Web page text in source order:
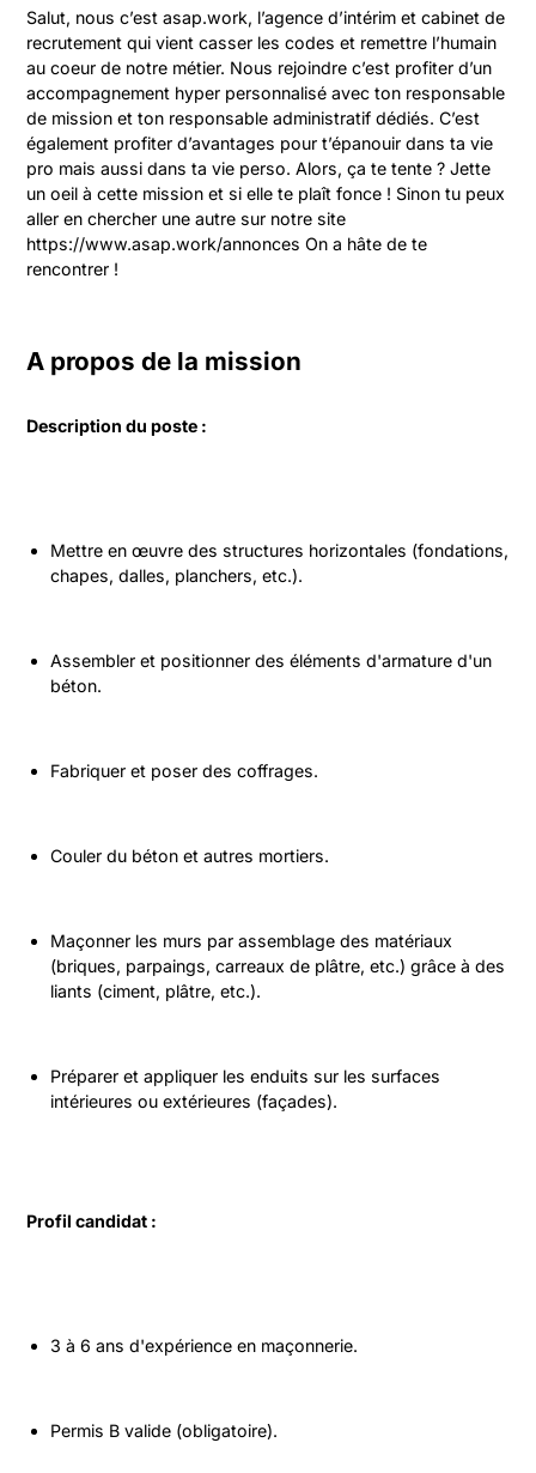
Salut, nous c’est asap.work, l’agence d’intérim et cabinet de
recrutement qui vient casser les codes et remettre l’humain
au coeur de notre métier. Nous rejoindre c’est profiter d’un
accompagnement hyper personnalisé avec ton responsable
de mission et ton responsable administratif dédiés. C’est
également profiter d’avantages pour t’épanouir dans ta vie
pro mais aussi dans ta vie perso. Alors, ça te tente ? Jette
un oeil à cette mission et si elle te plaît fonce ! Sinon tu peux
aller en chercher une autre sur notre site
https://www.asap.work/annonces On a hâte de te
rencontrer !
A propos de la mission
Description du poste :
Mettre en œuvre des structures horizontales (fondations,
chapes, dalles, planchers, etc.).
Assembler et positionner des éléments d'armature d'un
béton.
Fabriquer et poser des coffrages.
Couler du béton et autres mortiers.
Maçonner les murs par assemblage des matériaux
(briques, parpaings, carreaux de plâtre, etc.) grâce à des
liants (ciment, plâtre, etc.).
Préparer et appliquer les enduits sur les surfaces
intérieures ou extérieures (façades).
Profil candidat :
3 à 6 ans d'expérience en maçonnerie.
Permis B valide (obligatoire).